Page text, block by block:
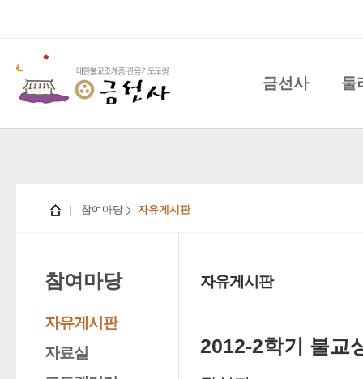
금선사 둘
참여마당 자유게시판
참여마당
자유게시판
자료실
자유게시판
2012-2학기 불교